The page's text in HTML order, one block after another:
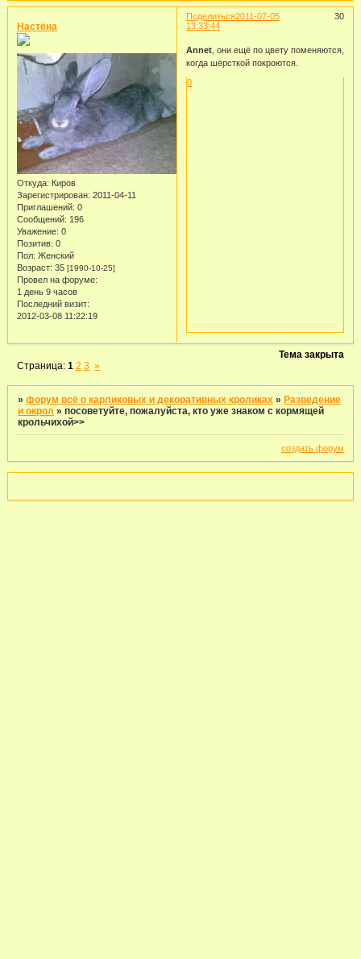
Поделиться 30
2011-07-05
13:33:44
Настёна
Откуда: Киров
Зарегистрирован: 2011-04-11
Приглашений: 0
Сообщений: 196
Уважение: 0
Позитив: 0
Пол: Женский
Возраст: 35 [1990-10-25]
Провел на форуме:
1 день 9 часов
Последний визит:
2012-03-08 11:22:19
Annet, они ещё по цвету поменяются,
когда шёрсткой покроются.
0
Тема закрыта
Страница:1 2 3 »
»форум всё о карликовых и декоративных кроликах » Разведение
и окрол »посоветуйте, пожалуйста, кто уже знаком с кормящей
крольчихой>>
создать форум